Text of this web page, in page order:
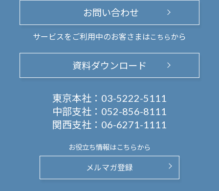
お問い合わせ
サービスをご利用中のお客さまはこちらから
資料ダウンロード
東京本社： 03-5222-5111
中部支社： 052-856-8111
関西支社： 06-6271-1111
お役立ち情報はこちらから
メルマガ登録